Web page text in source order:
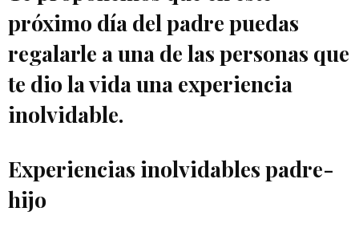
próximo día del padre puedas
regalarle a una de las personas que
te dio la vida una experiencia
inolvidable.
Experiencias inolvidables padre-
hijo